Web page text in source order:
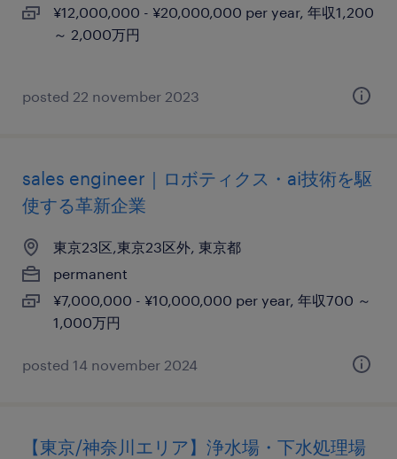
¥12,000,000 - ¥20,000,000 per year, 年収1,200
～ 2,000万円
posted 22 november 2023
sales engineer｜ロボティクス・ai技術を駆
使する革新企業
東京23区,東京23区外, 東京都
permanent
¥7,000,000 - ¥10,000,000 per year, 年収700 ～
1,000万円
posted 14 november 2024
【東京/神奈川エリア】浄水場・下水処理場